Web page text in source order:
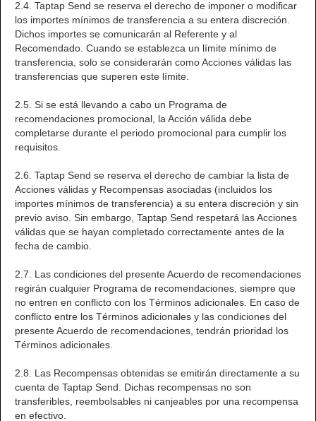
2.4. Taptap Send se reserva el derecho de imponer o modificar
los importes mínimos de transferencia a su entera discreción.
Dichos importes se comunicarán al Referente y al
Recomendado. Cuando se establezca un límite mínimo de
transferencia, solo se considerarán como Acciones válidas las
transferencias que superen este límite.
2.5. Si se está llevando a cabo un Programa de
recomendaciones promocional, la Acción válida debe
completarse durante el periodo promocional para cumplir los
requisitos.
2.6. Taptap Send se reserva el derecho de cambiar la lista de
Acciones válidas y Recompensas asociadas (incluidos los
importes mínimos de transferencia) a su entera discreción y sin
previo aviso. Sin embargo, Taptap Send respetará las Acciones
válidas que se hayan completado correctamente antes de la
fecha de cambio.
2.7. Las condiciones del presente Acuerdo de recomendaciones
regirán cualquier Programa de recomendaciones, siempre que
no entren en conflicto con los Términos adicionales. En caso de
conflicto entre los Términos adicionales y las condiciones del
presente Acuerdo de recomendaciones, tendrán prioridad los
Términos adicionales.
2.8. Las Recompensas obtenidas se emitirán directamente a su
cuenta de Taptap Send. Dichas recompensas no son
transferibles, reembolsables ni canjeables por una recompensa
en efectivo.